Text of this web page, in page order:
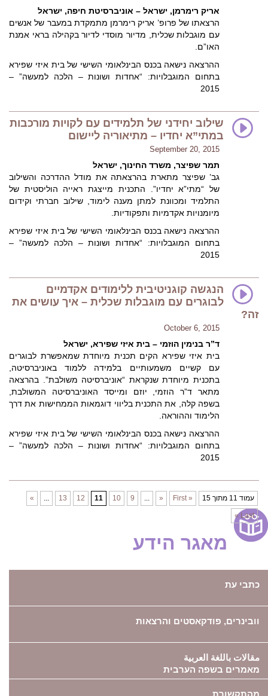
אריק רימרמן, ישראל – אוניברסיטת חיפה, ישראל
הרצאתו של פרופ’ אריק רימרמן מתמקדת במעבר של אנשים
עם מוגבלות שכלית, מדיור מוסדי לדיור בקהילה בראי אמנת
האו”ם.
ההרצאה נישאה בכנס הבינלאומי השישי של בית איזי שפירא
בתחום המוגבלויות: “אחדות ושונות – הלכה למעשה” –
2015
שילוב יחידני של תלמידים עם לקויות מורכבות
במתי”א יחדיו – מתיאוריה ליישום
September 20, 2015
תמר שפיצר, משרד החינוך, ישראל
גב’ שפיצר מתארת בהרצאתה את מודל ההדרכה והשילוב
של “מתי”א יחדיו”. התכנית מייצגת ראייה הוליסטית של
התלמיד ומכוונת למתן מענה לימוד, שילוב חברתי וקידום
מיומנויות אקדמיות ותפקודיות.
ההרצאה נישאה בכנס הבינלאומי השישי של בית איזי שפירא
בתחום המוגבלויות: “אחדות ושונות – הלכה למעשה” –
2015
הנגשה קוגניטיבית ללימודים אקדמיים
לבוגרים עם מוגבלות שכלית – איך עושים את
זה?
October 6, 2015
ד”ר בנימין הוזמי – בית איזי שפירא, ישראל
בית איזי שפירא הקים תכנית מיוחדת שמאפשרת לבוגרים
עם קשיים משמעותיים בלמידה ללמוד באוניברסיטה,
בתכנית מיוחדת שנקראת “אוניברסיטה משולבת”. בהרצאה
מתאר ד”ר הוזמי, יוזם ומייסד האוניברסיטה המשולבת,
בשפה קלה, את התכנית בליווי דוגמאות הממחישות את דרך
הלימוד וההוראה.
ההרצאה נישאה בכנס הבינלאומי השישי של בית איזי שפירא
בתחום המוגבלויות: “אחדות ושונות – הלכה למעשה” –
2015
עמוד 11 מתוך 15 « First
«
...
9
10
11
12
13
...
»
Last »
מאגר הידע
כתבי עת
וובינרים, פודקאסטים והרצאות
مقالات باللغة العربية
מאמרים בשפה הערבית
מהתקשורת